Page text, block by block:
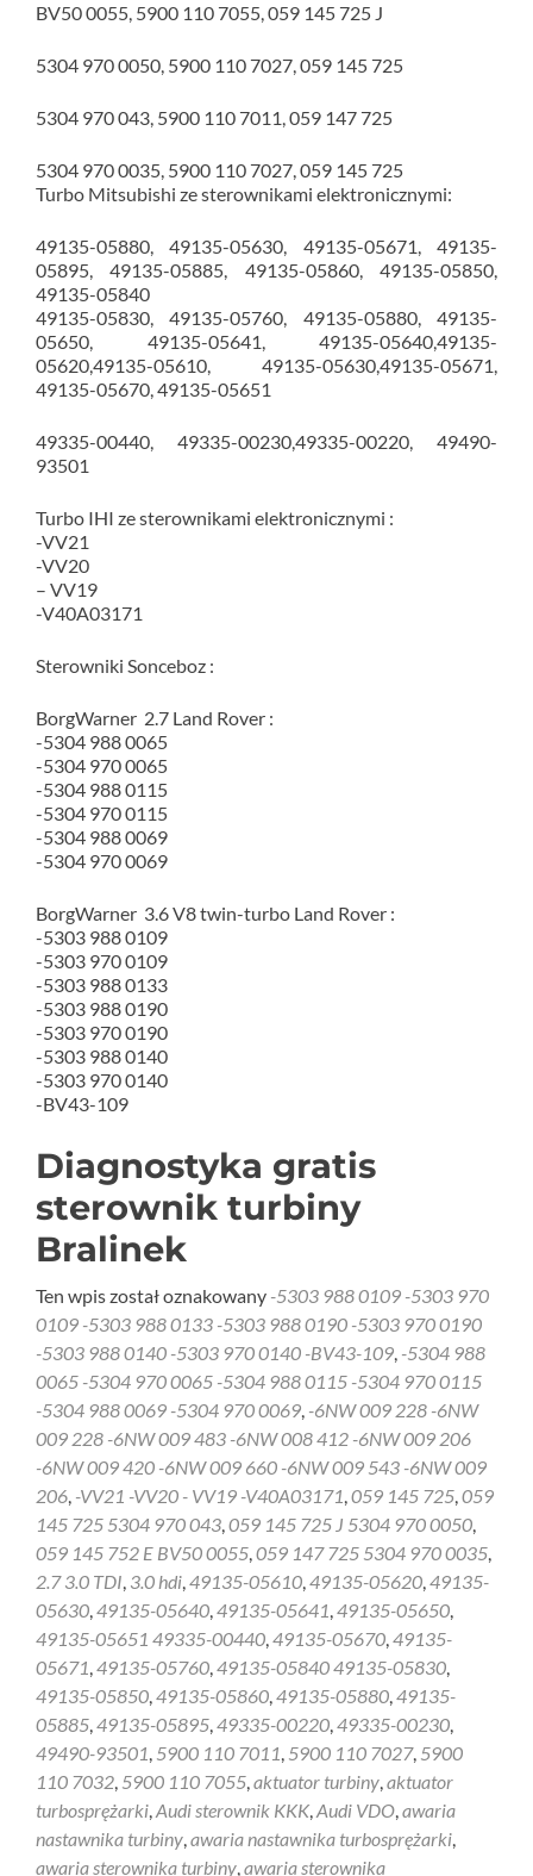
BV50 0055, 5900 110 7055, 059 145 725 J
5304 970 0050, 5900 110 7027, 059 145 725
5304 970 043, 5900 110 7011, 059 147 725
5304 970 0035, 5900 110 7027, 059 145 725
Turbo Mitsubishi ze sterownikami elektronicznymi:
49135-05880, 49135-05630, 49135-05671, 49135-
05895, 49135-05885, 49135-05860, 49135-05850,
49135-05840
49135-05830, 49135-05760, 49135-05880, 49135-
05650, 49135-05641, 49135-05640,49135-
05620,49135-05610, 49135-05630,49135-05671,
49135-05670, 49135-05651
49335-00440, 49335-00230,49335-00220, 49490-
93501
Turbo IHI ze sterownikami elektronicznymi :
-VV21
-VV20
– VV19
-V40A03171
Sterowniki Sonceboz :
BorgWarner 2.7 Land Rover :
-5304 988 0065
-5304 970 0065
-5304 988 0115
-5304 970 0115
-5304 988 0069
-5304 970 0069
BorgWarner 3.6 V8 twin-turbo Land Rover :
-5303 988 0109
-5303 970 0109
-5303 988 0133
-5303 988 0190
-5303 970 0190
-5303 988 0140
-5303 970 0140
-BV43-109
Diagnostyka gratis
sterownik turbiny
Bralinek
Ten wpis został oznakowany -5303 988 0109 -5303 970
0109 -5303 988 0133 -5303 988 0190 -5303 970 0190
-5303 988 0140 -5303 970 0140 -BV43-109, -5304 988
0065 -5304 970 0065 -5304 988 0115 -5304 970 0115
-5304 988 0069 -5304 970 0069, -6NW 009 228 -6NW
009 228 -6NW 009 483 -6NW 008 412 -6NW 009 206
-6NW 009 420 -6NW 009 660 -6NW 009 543 -6NW 009
206, -VV21 -VV20 - VV19 -V40A03171,059 145 725,059
145 725 5304 970 043,059 145 725 J 5304 970 0050,
059 145 752 E BV50 0055,059 147 725 5304 970 0035,
2.7 3.0 TDI, 3.0 hdi,49135-05610,49135-05620,49135-
05630,49135-05640,49135-05641,49135-05650,
49135-05651 49335-00440,49135-05670,49135-
05671,49135-05760,49135-05840 49135-05830,
49135-05850,49135-05860,49135-05880,49135-
05885,49135-05895,49335-00220,49335-00230,
49490-93501, 5900 110 7011, 5900 110 7027, 5900
110 7032, 5900 110 7055,aktuator turbiny,aktuator
turbosprężarki,Audi sterownik KKK,Audi VDO,awaria
nastawnika turbiny,awaria nastawnika turbosprężarki,
awaria sterownika turbiny,awaria sterownika